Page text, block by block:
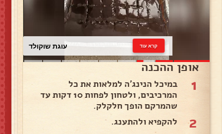
עוגת שוקולד קרא עוד
אופן ההכנה
1
במיכל הנינג'ה למלאות את כל
המרכיבים, ולטחון לפחות 10 דקות עד
שהמרקם הופך חלקלק.
2 להקפיא ולהתענג.